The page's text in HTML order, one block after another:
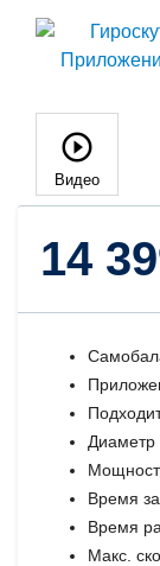
Видео
14
Диаметр
Время
Время
Макс.